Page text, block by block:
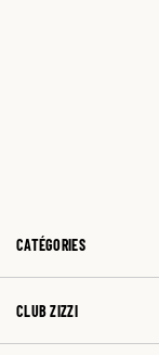
CATÉGORIES
CLUB ZIZZI